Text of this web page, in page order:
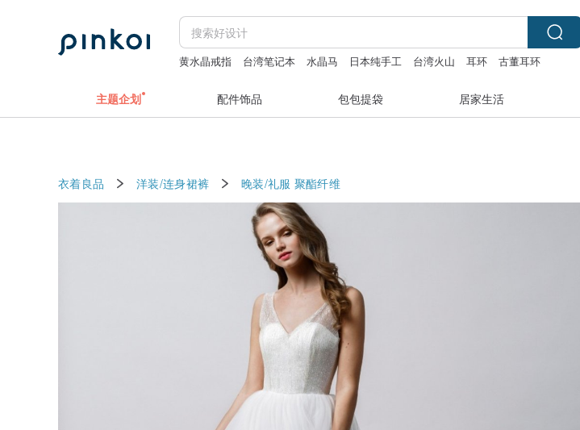
黄水晶戒指 台湾笔记本 水晶马 日本纯手工 台湾火山 耳环
古董耳环
主题企划 配件饰品 包包提袋 居家生活
衣着良品 洋装/连身裙裤 晚装/礼服 聚酯纤维